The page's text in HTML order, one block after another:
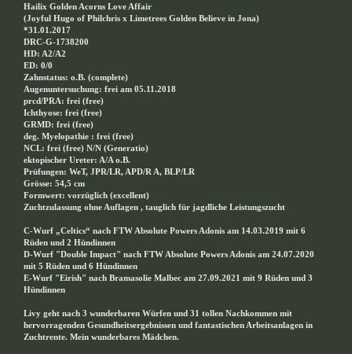
Hailix Golden Acorns Love Affair
(Joyful Hugo of Philchris x Limetrees Golden Believe in Jona)
*31.01.2017
DRC-G-1738200
HD: A2/A2
ED: 0/0
Zahnstatus: o.B. (complete)
Augenuntersuchung: frei am 05.11.2018
prcd/PRA: frei (free)
Ichthyose: frei (free)
GRMD: frei (free)
deg. Myelopathie : frei (free)
NCL: frei (free) N/N (Generatio)
ektopischer Ureter: A/A o.B.
Prüfungen: WeT, JPR/LR, APD/R A, BLP/LR
Grösse: 54,5 cm
Formwert: vorzüglich (excellent)
Zuchtzulassung ohne Auflagen , tauglich für jagdliche Leistungszucht
C-Wurf „Celtics“ nach FTW Absolute Powers Adonis am 14.03.2019 mit 6
Rüden und 2 Hündinnen
D-Wurf "Double Impact" nach FTW Absolute Powers Adonis am 24.07.2020
mit 5 Rüden und 6 Hündinnen
E-Wurf "Eirish" nach Bramasolie Malbec am 27.09.2021 mit 9 Rüden und 3
Hündinnen
Livy geht nach 3 wunderbaren Würfen und 31 tollen Nachkommen mit
hervorragenden Gesundheitsergebnissen und fantastischen Arbeitsanlagen in
Zuchtrente. Mein wunderbares Mädchen.